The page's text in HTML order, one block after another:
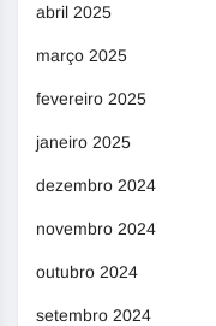
abril 2025
março 2025
fevereiro 2025
janeiro 2025
dezembro 2024
novembro 2024
outubro 2024
setembro 2024